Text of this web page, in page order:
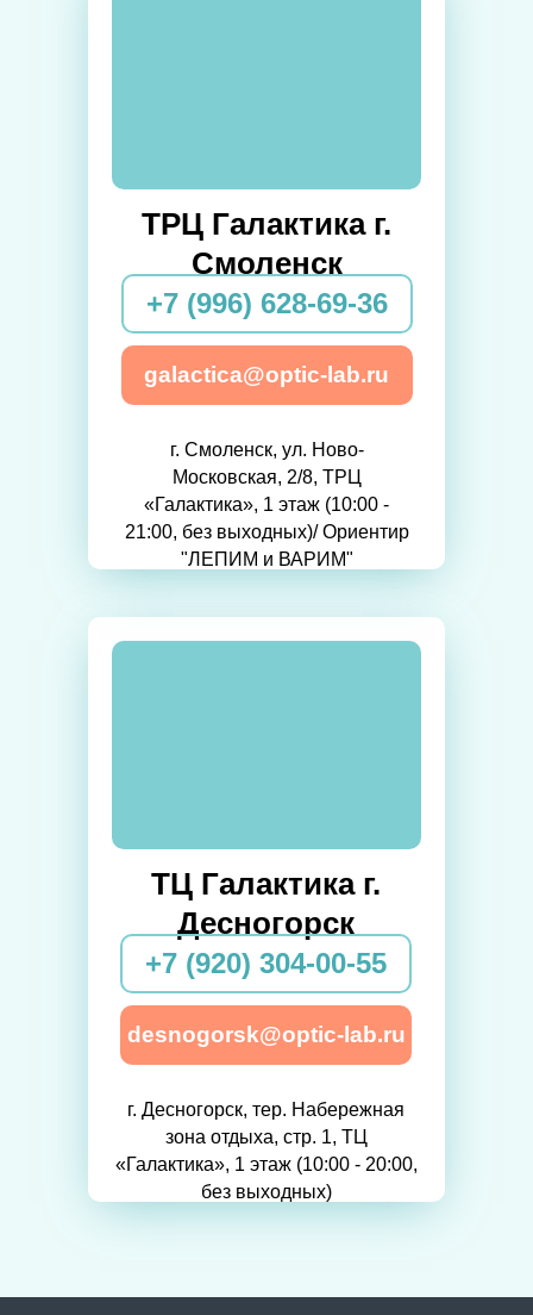
ТЦ Галактика г.
Десногорск
+7 (920) 304-00-55
desnogorsk@optic-lab.ru
г. Десногорск, тер. Набережная
зона отдыха, стр. 1, ТЦ
«Галактика», 1 этаж (10:00 - 20:00,
без выходных)
+7 (996) 628-69-36
galactica@optic-lab.ru
ТРЦ Галактика г.
Смоленск
г. Смоленск, ул. Ново-
Московская, 2/8, ТРЦ
«Галактика», 1 этаж (10:00 -
21:00, без выходных)/ Ориентир
"ЛЕПИМ и ВАРИМ"